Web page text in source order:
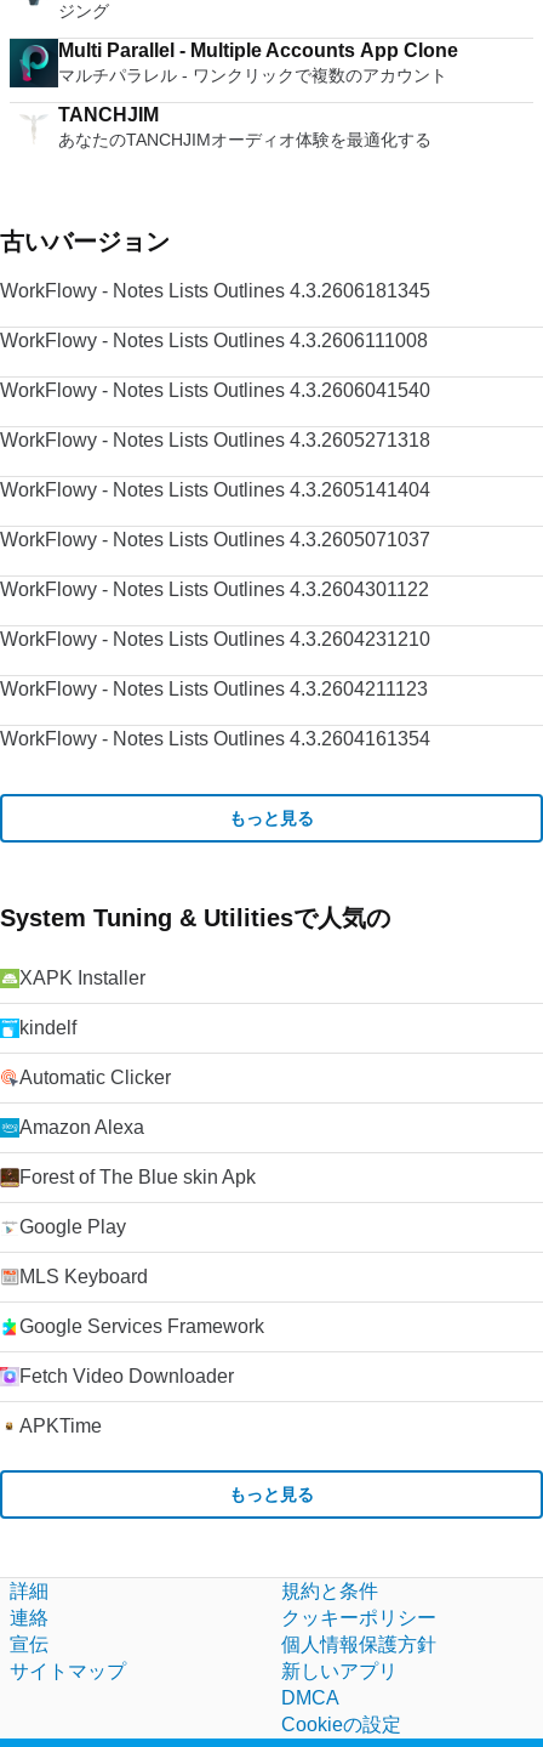
ジング
Multi Parallel - Multiple Accounts App Clone
マルチパラレル - ワンクリックで複数のアカウント
TANCHJIM
あなたのTANCHJIMオーディオ体験を最適化する
古いバージョン
WorkFlowy - Notes Lists Outlines 4.3.2606181345
WorkFlowy - Notes Lists Outlines 4.3.2606111008
WorkFlowy - Notes Lists Outlines 4.3.2606041540
WorkFlowy - Notes Lists Outlines 4.3.2605271318
WorkFlowy - Notes Lists Outlines 4.3.2605141404
WorkFlowy - Notes Lists Outlines 4.3.2605071037
WorkFlowy - Notes Lists Outlines 4.3.2604301122
WorkFlowy - Notes Lists Outlines 4.3.2604231210
WorkFlowy - Notes Lists Outlines 4.3.2604211123
WorkFlowy - Notes Lists Outlines 4.3.2604161354
もっと見る
System Tuning & Utilitiesで人気の
XAPK Installer
kindelf
Automatic Clicker
Amazon Alexa
Forest of The Blue skin Apk
Google Play
MLS Keyboard
Google Services Framework
Fetch Video Downloader
APKTime
もっと見る
詳細
連絡
宣伝
サイトマップ
規約と条件
クッキーポリシー
個人情報保護方針
新しいアプリ
DMCA
Cookieの設定